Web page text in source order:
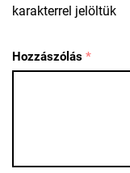
karakterrel jelöltük
Hozzászólás *